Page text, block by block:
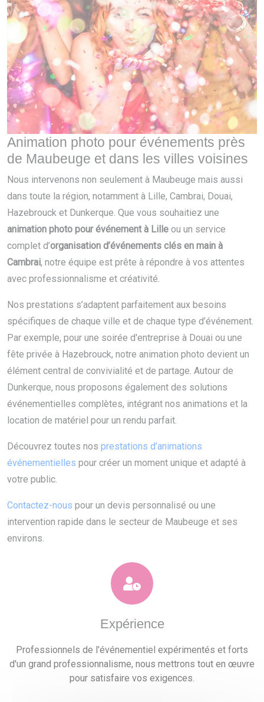
Animation photo pour événements près
de Maubeuge et dans les villes voisines
Nous intervenons non seulement à Maubeuge mais aussi
dans toute la région, notamment à Lille, Cambrai, Douai,
Hazebrouck et Dunkerque. Que vous souhaitiez une
animation photo pour événement à Lille ou un service
complet d’organisation d’événements clés en main à
Cambrai, notre équipe est prête à répondre à vos attentes
avec professionnalisme et créativité.
Nos prestations s’adaptent parfaitement aux besoins
spécifiques de chaque ville et de chaque type d’événement.
Par exemple, pour une soirée d'entreprise à Douai ou une
fête privée à Hazebrouck, notre animation photo devient un
élément central de convivialité et de partage. Autour de
Dunkerque, nous proposons également des solutions
événementielles complètes, intégrant nos animations et la
location de matériel pour un rendu parfait.
Découvrez toutes nos prestations d’animations
événementielles pour créer un moment unique et adapté à
votre public.
Contactez-nous pour un devis personnalisé ou une
intervention rapide dans le secteur de Maubeuge et ses
environs.
Expérience
Professionnels de l'événementiel expérimentés et forts
d'un grand professionnalisme, nous mettrons tout en œuvre
pour satisfaire vos exigences.